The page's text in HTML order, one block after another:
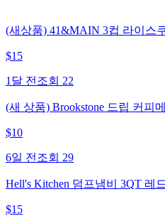
(새상품) 41&MAIN 3컵 라이스
$15
1달 전 조회 22
(새 상품) Brookstone 드립 커피
$10
6일 전 조회 29
Hell's Kitchen 덤프냄비 3QT 레드
$15